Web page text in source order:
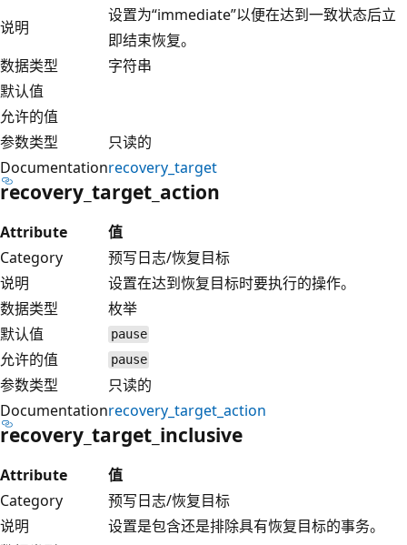
说明
设置为“immediate”以便在达到一致状态后立
即结束恢复。
数据类型
字符串
默认值
允许的值
参数类型
只读的
Documentationrecovery_target
recovery_target_action
Attribute
值
Category
预写日志/恢复目标
说明
设置在达到恢复目标时要执行的操作。
数据类型
枚举
默认值
pause
允许的值 pause
参数类型
只读的
Documentationrecovery_target_action
recovery_target_inclusive
Attribute
值
Category
预写日志/恢复目标
说明
设置是包含还是排除具有恢复目标的事务。